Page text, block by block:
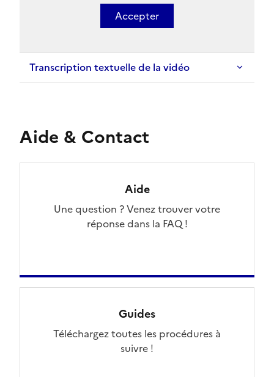
Accepter
Transcription textuelle de la vidéo
Aide & Contact
Aide
Une question ? Venez trouver votre
réponse dans la FAQ !
Guides
Téléchargez toutes les procédures à
suivre !